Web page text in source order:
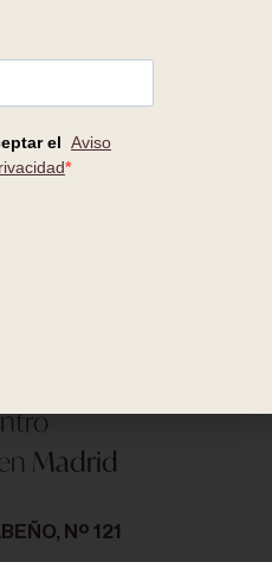
de Henares
Nº 1
de Henares
Madrid
Nº 121